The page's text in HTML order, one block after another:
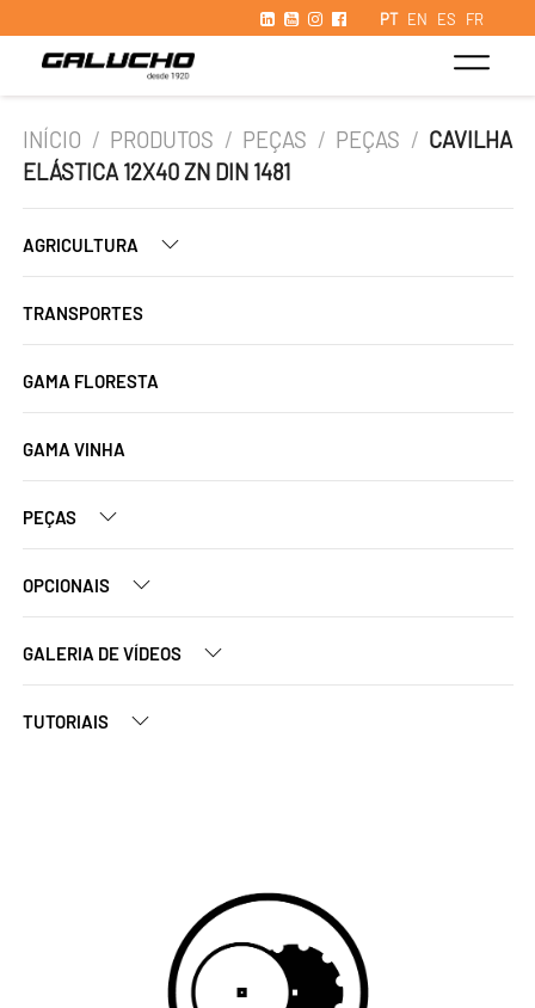
PT EN ES FR
INÍCIO / PRODUTOS / PEÇAS / PEÇAS / CAVILHA
ELÁSTICA 12X40 ZN DIN 1481
AGRICULTURA
TRANSPORTES
GAMA FLORESTA
GAMA VINHA
PEÇAS
OPCIONAIS
GALERIA DE VÍDEOS
TUTORIAIS